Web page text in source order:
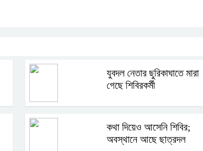
যুবদল নেতার ছুরিকাঘাতে মারা
গেছে শিবিরকর্মী
কথা দিয়েও আসেনি শিবির;
অবস্থানে আছে ছাত্রদল